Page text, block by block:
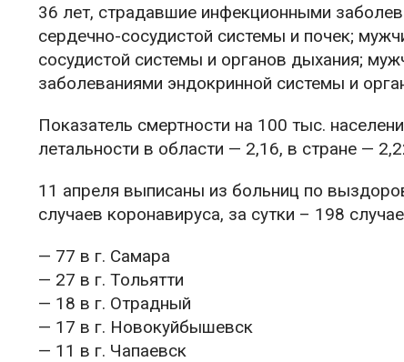
36 лет, страдавшие инфекционными
сердечно-сосудистой системы и почек;
сосудистой системы и органов дыхания;
заболеваниями эндокринной системы и
​​Показатель смертности на 100 тыс.
летальности в области — 2,16, в стране —
11 апреля выписаны из больниц по
случаев коронавируса, за сутки – 198
— 77 в г. Самара
— 27 в г. Тольятти
— 18 в г. Отрадный
— 17 в г. Новокуйбышевск
— 11 в г. Чапаевск